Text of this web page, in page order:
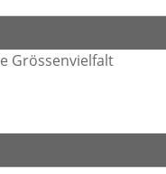
Grössenvielfalt